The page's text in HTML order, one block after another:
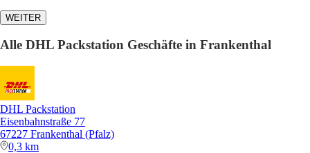
WEITER
Alle DHL Packstation Geschäfte in Frankenthal
DHL Packstation
Eisenbahnstraße 77
67227 Frankenthal (Pfalz)
0,3 km